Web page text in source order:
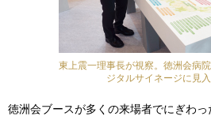
東上震一理事長が視察。徳洲会病
ジタルサイネージに見
徳洲会ブースが多くの来場者でにぎわ